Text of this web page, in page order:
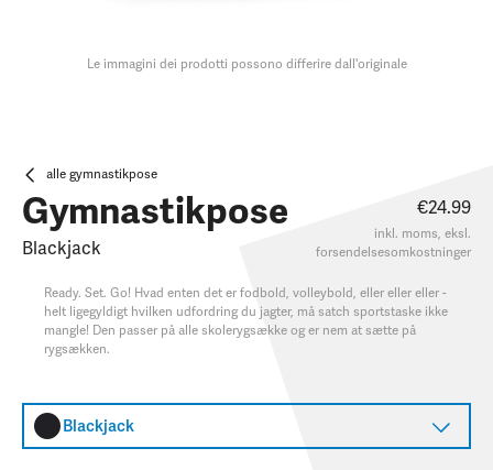
Le immagini dei prodotti possono differire dall'originale
alle gymnastikpose
Gymnastikpose
Blackjack
€24.99
inkl. moms, eksl.
forsendelsesomkostninger
Ready. Set. Go! Hvad enten det er fodbold, volleybold, eller eller eller -
helt ligegyldigt hvilken udfordring du jagter, må satch sportstaske ikke
mangle! Den passer på alle skolerygsække og er nem at sætte på
rygsækken.
Blackjack